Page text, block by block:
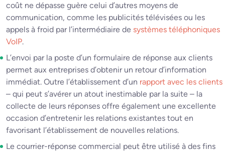
coût ne dépasse guère celui d’autres moyens de
communication, comme les publicités télévisées ou les
appels à froid par l’intermédiaire de systèmes téléphoniques
VoIP.
L’envoi par la poste d’un formulaire de réponse aux clients
permet aux entreprises d’obtenir un retour d’information
immédiat. Outre l’établissement d’un rapport avec les clients
– qui peut s’avérer un atout inestimable par la suite – la
collecte de leurs réponses offre également une excellente
occasion d’entretenir les relations existantes tout en
favorisant l’établissement de nouvelles relations.
Le courrier-réponse commercial peut être utilisé à des fins